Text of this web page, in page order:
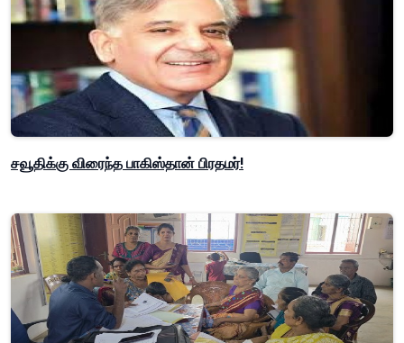
சவூதிக்கு விரைந்த பாகிஸ்தான் பிரதமர்!